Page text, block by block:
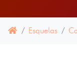
Esquelas